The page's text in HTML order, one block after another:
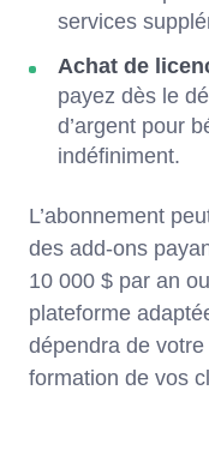
services
Achat de
payez dès le
d’argent pour
indéfiniment.
L’abonnement
des add-ons
10 000 $ par an
plateforme
dépendra de
formation de vos